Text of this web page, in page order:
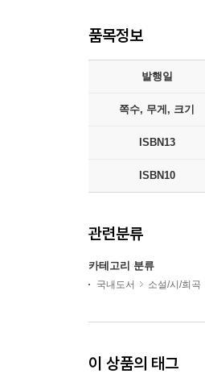
품목정보
발행일
쪽수, 무게, 크기
ISBN13
ISBN10
관련분류
카테고리 분류
국내도서 소설/시/희곡
이 상품의 태그